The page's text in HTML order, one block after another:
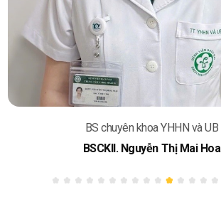
BS chuyên khoa YHHN và UB
BSCKII. Nguyễn Thị Mai Hoa